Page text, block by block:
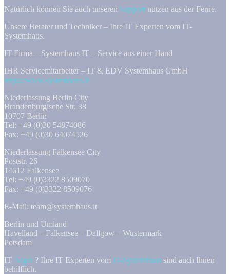
Natürlich können Sie auch unseren Support nutzen aus der Ferne.
Unsere Berater und Techniker – Ihre IT Experten vom IT-
Systemhaus.
IT Firma – Systemhaus IT – Service aus einer Hand
IHR Servicemitarbeiter – IT & EDV Systemhaus GmbH
https://www.systemhaus.it
Niederlassung Berlin City
Brandenburgische Str. 38
10707 Berlin
Tel: +49 (0)30 54874086
Fax: +49 (0)30 64074526
Niederlassung Falkensee City
Poststr. 26
14612 Falkensee
Tel: +49 (0)3322 8509070
Fax: +49 (0)3322 8509076
E-Mail: team@systemhaus.it
Berlin und Umland
Havelland – Falkensee – Dallgow – Wustermark
Potsdam
IT Ärger ? Ihre IT Experten vom IT-Systemhaus sind auch Ihnen
behilflich.